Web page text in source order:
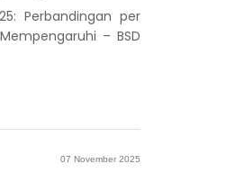
Perbandingan per
– BSD
07 November 2025